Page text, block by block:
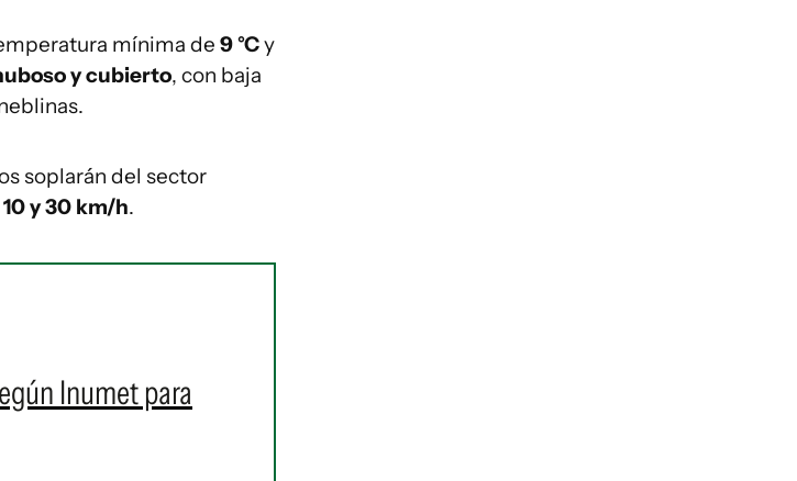
mínima de 9 °Cy
y cubierto, con baja
soplarán del sector
10 y 30 km/h.
Inumet para